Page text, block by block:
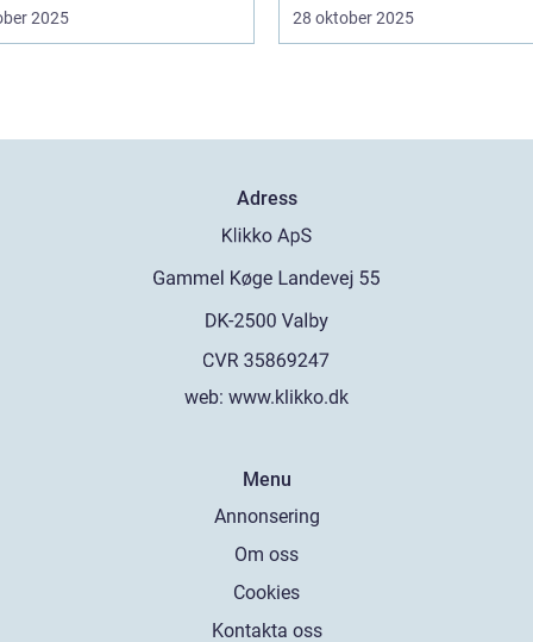
2025 28 oktober 2025
Adress
web: www.klikko.dk
Menu
Annonsering
Om oss
Cookies
Kontakta oss